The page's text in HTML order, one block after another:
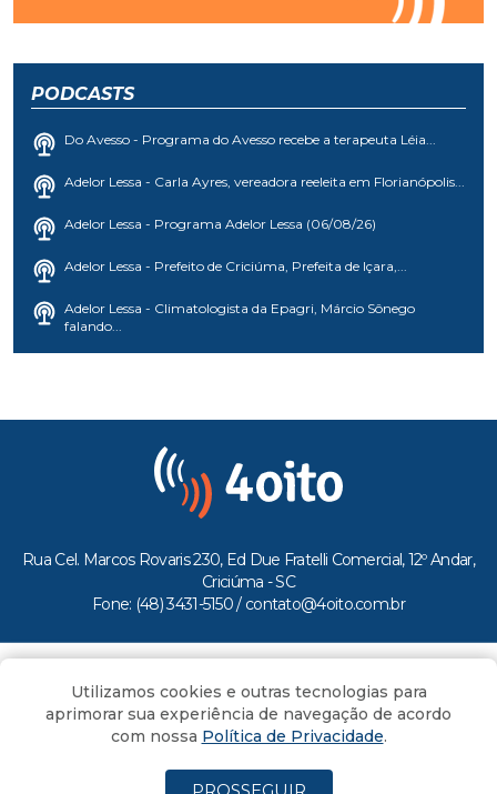
PODCASTS
Do Avesso - Programa do Avesso recebe a terapeuta Léia...
Adelor Lessa - Carla Ayres, vereadora reeleita em Florianópolis...
Adelor Lessa - Programa Adelor Lessa (06/08/26)
Adelor Lessa - Prefeito de Criciúma, Prefeita de Içara,...
Adelor Lessa - Climatologista da Epagri, Márcio Sônego
falando...
Rua Cel. Marcos Rovaris 230, Ed Due Fratelli Comercial, 12º Andar,
Criciúma - SC
Fone: (48) 3431-5150 / contato@4oito.com.br
Todos os direitos reservados ao Portal 4oito
Utilizamos cookies e outras tecnologias para
aprimorar sua experiência de navegação de acordo
com nossa Política de Privacidade.